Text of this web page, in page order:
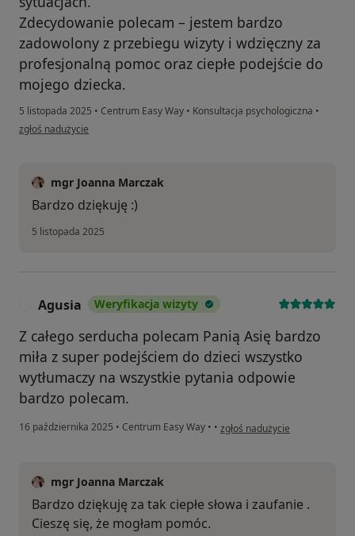
Zdecydowanie polecam – jestem bardzo
zadowolony z przebiegu wizyty i wdzięczny za
profesjonalną pomoc oraz ciepłe podejście do
mojego dziecka.
5 listopada 2025 • Centrum Easy Way • Konsultacja psychologiczna •
w opinii użytkownika Krystian
zgłoś nadużycie
mgr Joanna Marczak
Bardzo dziękuję :)
5 listopada 2025
Agusia Weryfikacja wizyty
Z całego serducha polecam Panią Asię bardzo
miła z super podejściem do dzieci wszystko
wytłumaczy na wszystkie pytania odpowie
bardzo polecam.
16 października 2025 • Centrum Easy Way • • w opinii użytkownika Agusia
zgłoś nadużycie
mgr Joanna Marczak
Bardzo dziękuję za tak ciepłe słowa i zaufanie .
Cieszę się, że mogłam pomóc.